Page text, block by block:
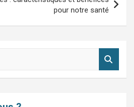
pour notre santé